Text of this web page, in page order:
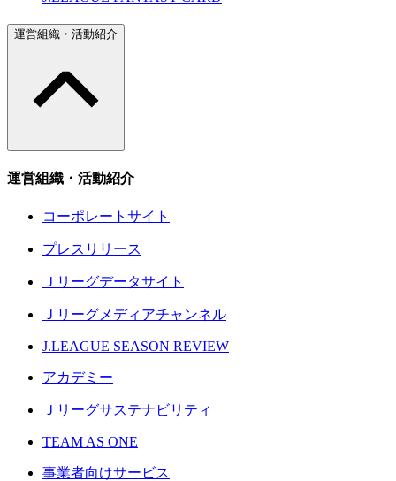
運営組織・活動紹介
運営組織・活動紹介
コーポレートサイト
プレスリリース
Ｊリーグデータサイト
Ｊリーグメディアチャンネル
J.LEAGUE SEASON REVIEW
アカデミー
Ｊリーグサステナビリティ
TEAM AS ONE
事業者向けサービス